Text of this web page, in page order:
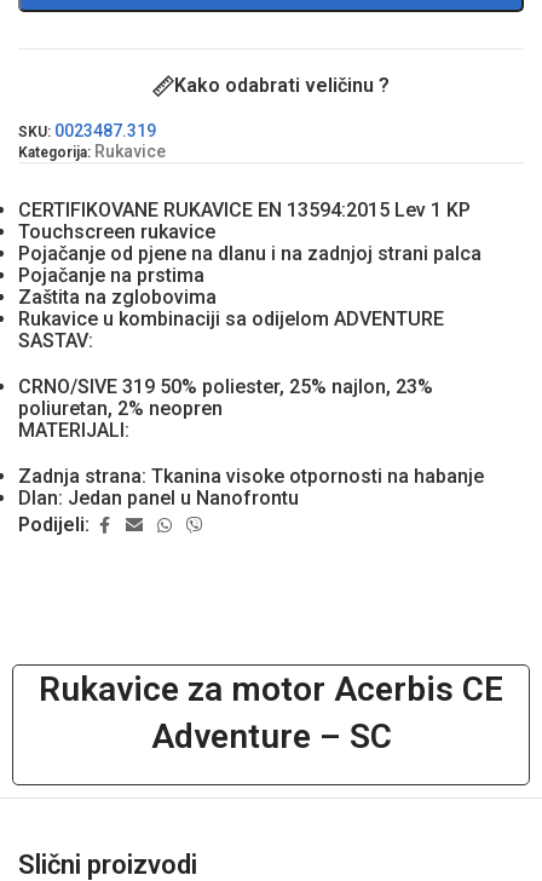
Kako odabrati veličinu ?
SKU: 0023487.319
Kategorija: Rukavice
CERTIFIKOVANE RUKAVICE EN 13594:2015 Lev 1 KP
Touchscreen rukavice
Pojačanje od pjene na dlanu i na zadnjoj strani palca
Pojačanje na prstima
Zaštita na zglobovima
Rukavice u kombinaciji sa odijelom ADVENTURE
SASTAV:
CRNO/SIVE 319 50% poliester, 25% najlon, 23%
poliuretan, 2% neopren
MATERIJALI:
Zadnja strana: Tkanina visoke otpornosti na habanje
Dlan: Jedan panel u Nanofrontu
Podijeli:
Rukavice za motor Acerbis CE
Adventure – SC
Slični proizvodi